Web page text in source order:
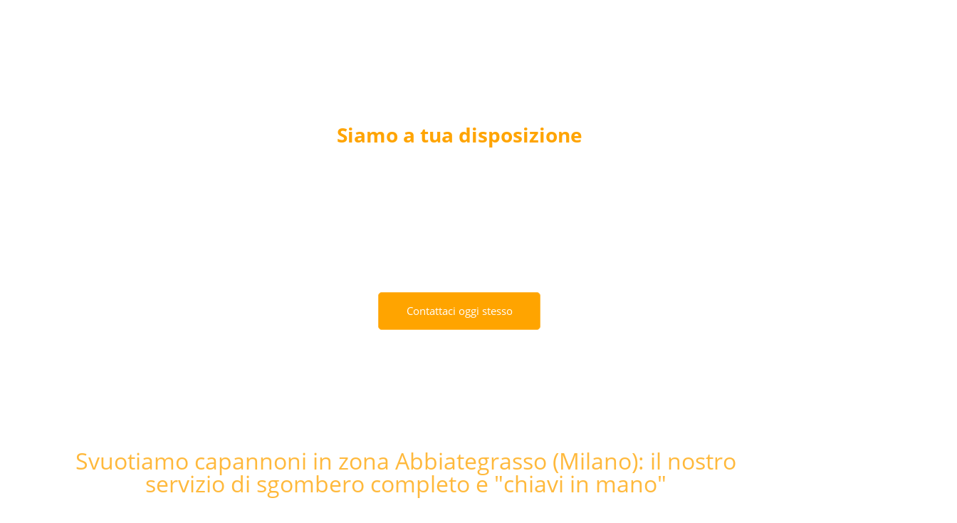
Siamo a tua disposizione
Contattaci oggi stesso
Svuotiamo capannoni in zona Abbiategrasso (Milano): il nostro
servizio di sgombero completo e "chiavi in mano"​